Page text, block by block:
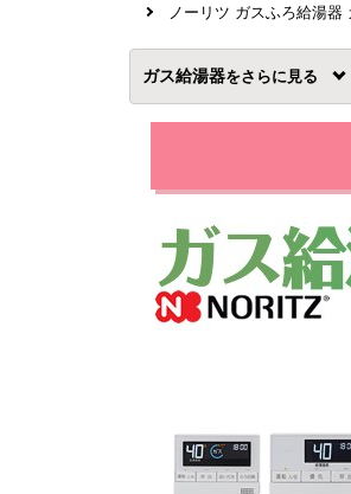
ノーリツ ガスふろ給湯器
ガス給湯器を